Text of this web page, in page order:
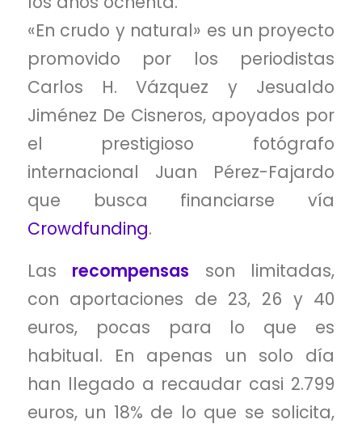
«En crudo y natural» es un proyecto
promovido por los periodistas
Carlos H. Vázquez y Jesualdo
Jiménez De Cisneros, apoyados por
el prestigioso fotógrafo
internacional Juan Pérez-Fajardo
que busca financiarse vía
Crowdfunding.
Las recompensas son limitadas,
con aportaciones de 23, 26 y 40
euros, pocas para lo que es
habitual. En apenas un solo día
han llegado a recaudar casi 2.799
euros, un 18% de lo que se solicita,